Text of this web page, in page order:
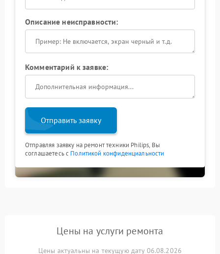
Описание неисправности:
Комментарий к заявке:
Отправить заявку
Отправляя заявку на ремонт техники Philips, Вы
соглашаетесь с Политикой конфиденциальности
Цены на услуги ремонта
Цены актуальны на текущую дату 06.08.2026